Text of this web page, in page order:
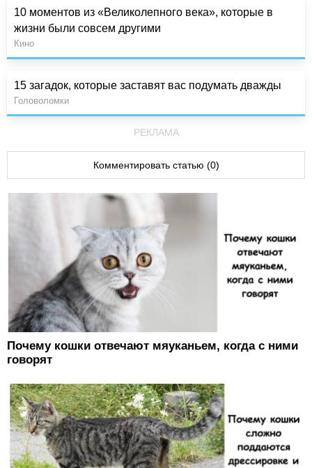
10 моментов из «Великолепного века», которые в
жизни были совсем другими
Кино
15 загадок, которые заставят вас подумать дважды
Головоломки
РЕКЛАМА
Комментировать статью (0)
Почему кошки отвечают мяуканьем, когда с ними
говорят